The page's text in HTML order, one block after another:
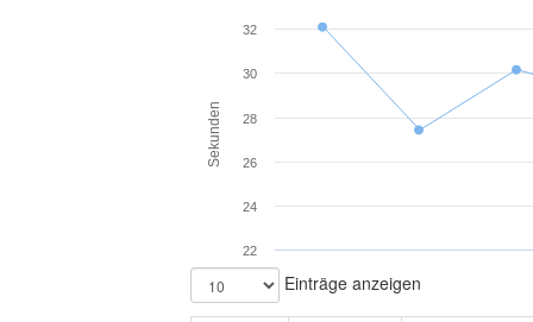
Sekunden
22
24
26
28
30
32
Einträge anzeigen